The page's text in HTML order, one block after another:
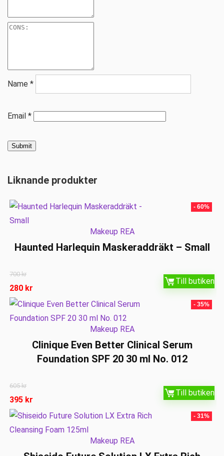
Name *
Email *
Liknande produkter
- 60%
Makeup REA
Haunted Harlequin Maskeraddräkt – Small
700kr
280 kr
Till butiken
- 35%
Makeup REA
Clinique Even Better Clinical Serum
Foundation SPF 20 30 ml No. 012
605kr
395 kr
Till butiken
- 31%
Makeup REA